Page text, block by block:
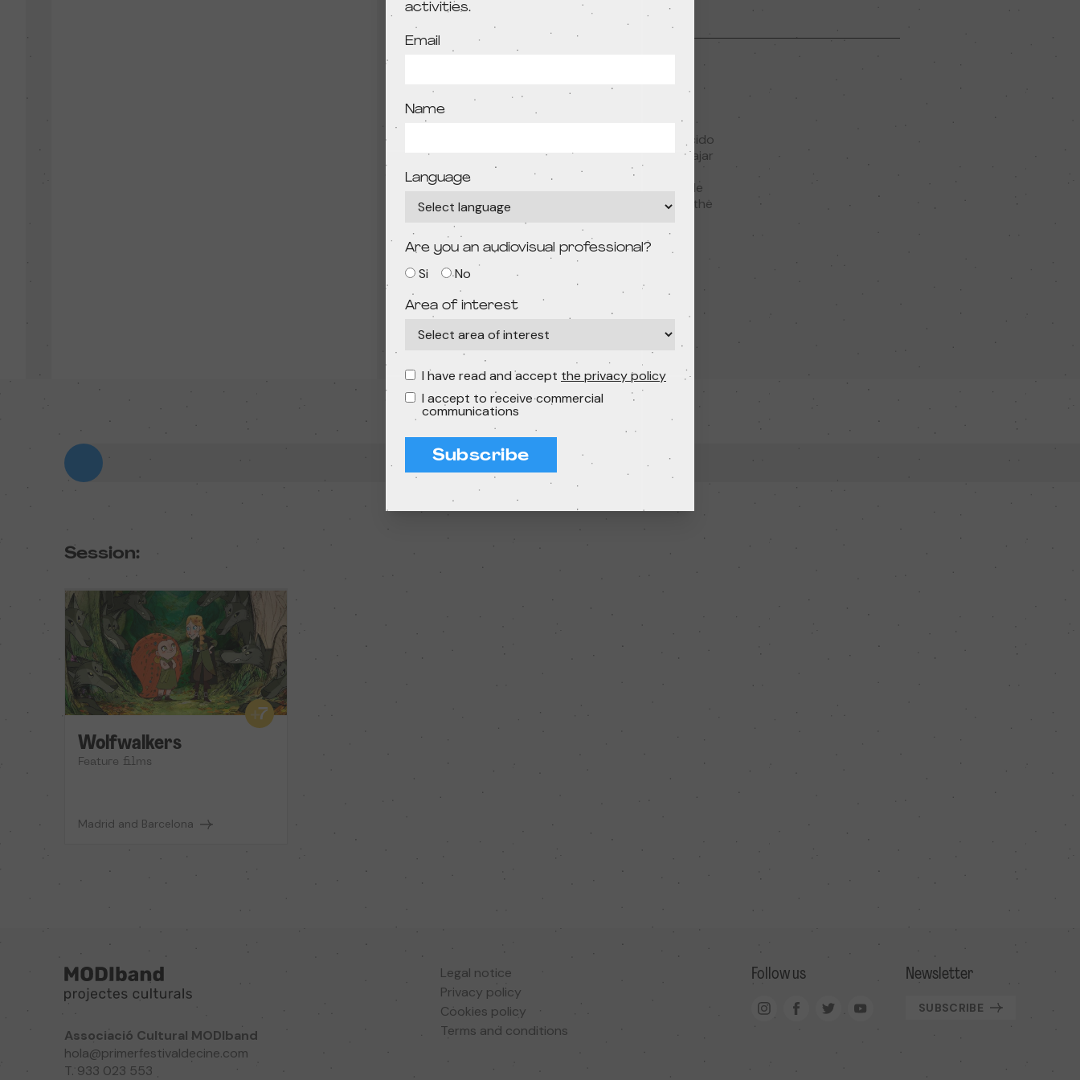
Fabian Erlinghäuser
Director y animador reconocido
internacionalmente por trabajar
en el estudio de animación
Cartoon Saloon, creadores de
películas como "The song of the
sea", "The breadwinner" o
“Wolfwalkers”.
MORE INFO
Session:
Wolfwalkers
Feature films
Madrid and Barcelona
Associació Cultural MODIband
hola@primerfestivaldecine.com
T. 933 023 553
Legal notice
Privacy policy
Cookies policy
Terms and conditions
Follow us Newsletter
SUBSCRIBE
activities.
Email
Name
Language
Are you an audiovisual professional?
Si No
Area of interest
I have read and accept the privacy policy
I accept to receive commercial
communications
Subscribe